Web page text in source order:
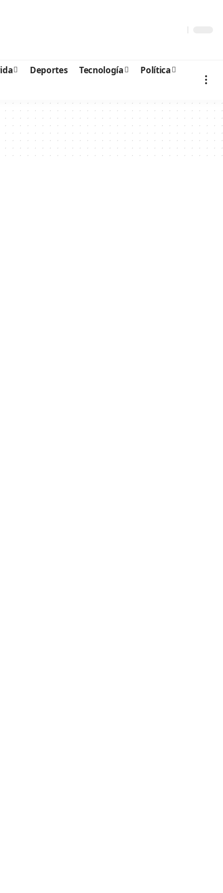
Deportes Tecnología Política